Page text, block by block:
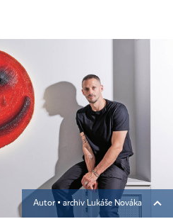
Autor ▪ archiv Lukáše Nováka